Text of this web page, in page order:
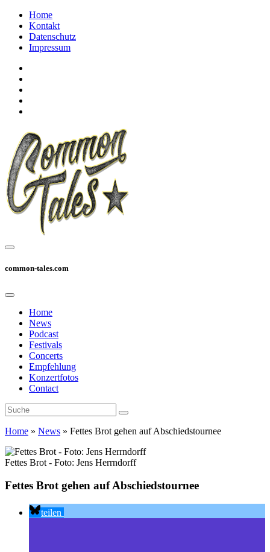
Home
Kontakt
Datenschutz
Impressum
common-tales.com
Home
News
Podcast
Festivals
Concerts
Empfehlung
Konzertfotos
Contact
Home » News » Fettes Brot gehen auf Abschiedstournee
Fettes Brot - Foto: Jens Herrndorff
Fettes Brot gehen auf Abschiedstournee
teilen